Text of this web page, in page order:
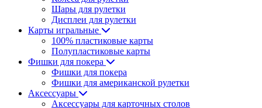
Шары для рулетки
Дисплеи для рулетки
Карты игральные
100% пластиковые карты
Полупластиковые карты
Фишки для покера
Фишки для покера
Фишки для американской рулетки
Аксессуары
Аксессуары для карточных столов